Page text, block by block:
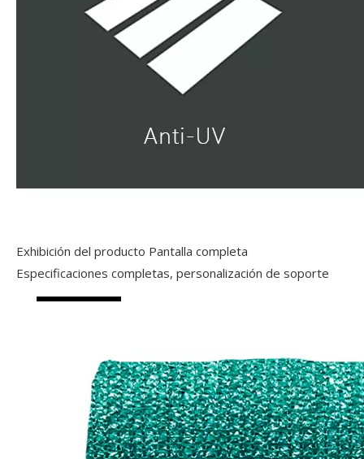
Exhibición del producto Pantalla completa
Especificaciones completas, personalización de soporte